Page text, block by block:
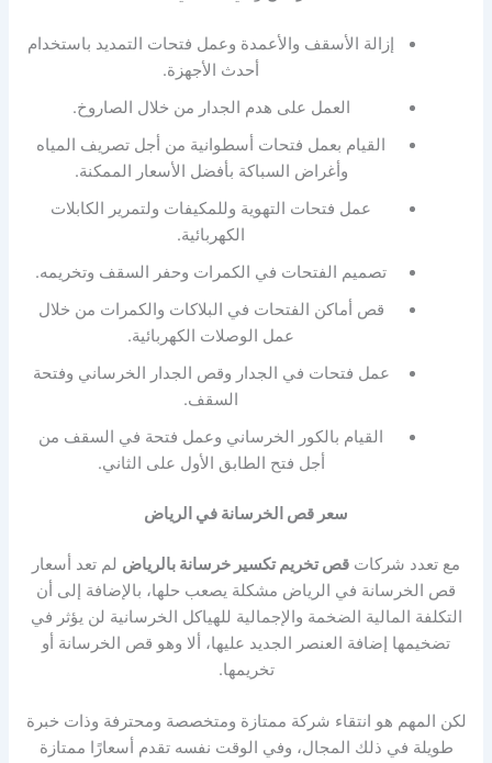
إزالة الأسقف والأعمدة وعمل فتحات التمديد باستخدام
أحدث الأجهزة.
العمل على هدم الجدار من خلال الصاروخ.
القيام بعمل فتحات أسطوانية من أجل تصريف المياه
وأغراض السباكة بأفضل الأسعار الممكنة.
عمل فتحات التهوية وللمكيفات ولتمرير الكابلات
الكهربائية.
تصميم الفتحات في الكمرات وحفر السقف وتخريمه.
قص أماكن الفتحات في البلاكات والكمرات من خلال
عمل الوصلات الكهربائية.
عمل فتحات في الجدار وقص الجدار الخرساني وفتحة
السقف.
القيام بالكور الخرساني وعمل فتحة في السقف من
أجل فتح الطابق الأول على الثاني.
سعر قص الخرسانة في الرياض
مع تعدد شركات قص تخريم تكسير خرسانة بالرياض لم تعد أسعار
قص الخرسانة في الرياض مشكلة يصعب حلها، بالإضافة إلى أن
التكلفة المالية الضخمة والإجمالية للهياكل الخرسانية لن يؤثر في
تضخيمها إضافة العنصر الجديد عليها، ألا وهو قص الخرسانة أو
تخريمها.
لكن المهم هو انتقاء شركة ممتازة ومتخصصة ومحترفة وذات خبرة
طويلة في ذلك المجال، وفي الوقت نفسه تقدم أسعارًا ممتازة